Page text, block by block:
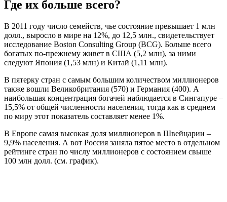
Где их больше всего?
В 2011 году число семейств, чье состояние превышает 1 млн
долл., выросло в мире на 12%, до 12,5 млн., свидетельствует
исследование Boston Consulting Group (BCG). Больше всего
богатых по-прежнему живет в США (5,2 млн), за ними
следуют Япония (1,53 млн) и Китай (1,11 млн).
В пятерку стран с самым большим количеством миллионеров
также вошли Великобритания (570) и Германия (400). А
наибольшая концентрация богачей наблюдается в Сингапуре –
15,5% от общей численности населения, тогда как в среднем
по миру этот показатель составляет менее 1%.
В Европе самая высокая доля миллионеров в Швейцарии –
9,9% населения. А вот Россия заняла пятое место в отдельном
рейтинге стран по числу миллионеров с состоянием свыше
100 млн долл. (см. график).